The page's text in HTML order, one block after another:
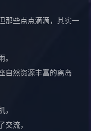
那些点点滴滴，其实一
。
自然资源丰富的离岛
，
交流，